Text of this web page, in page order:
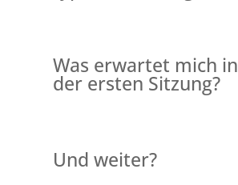
Was erwartet mich in
der ersten Sitzung?
Und weiter?